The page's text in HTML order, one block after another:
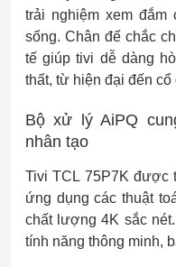
trải nghiệm xem đắm
sống. Chân đế chắc
tế giúp tivi dễ dàng
thất, từ hiện đại đến cổ
Bộ xử lý AiPQ
nhân tạo
Tivi TCL 75P7K được
ứng dụng các thuật
chất lượng 4K sắc
tính năng thông minh,